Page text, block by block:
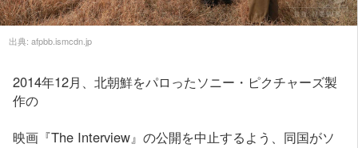
出典: afpbb.ismcdn.jp
2014年12月、北朝鮮をパロったソニー・ピクチャーズ製
作の
映画『The Interview』の公開を中止するよう、同国がソ